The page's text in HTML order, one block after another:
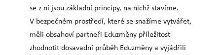
se z ní jsou základní principy, na nichž stavíme.
V bezpečném prostředí, které se snažíme vytvářet,
měli obsahoví partneři Eduzměny příležitost
zhodnotit dosavadní průběh Eduzměny a vyjádřili